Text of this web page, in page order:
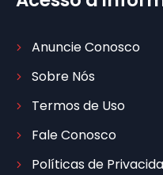
Anuncie Conosco
Sobre Nós
Termos de Uso
Fale Conosco
Políticas de